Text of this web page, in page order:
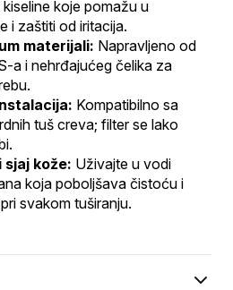
koje pomažu u
i zaštiti od iritacija.
materijali: Napravljeno od
a i nehrđajućeg čelika za
Kompatibilno sa
tuš creva; filter se lako
sjaj kože: Uživajte u vodi
koja poboljšava čistoću i
svakom tuširanju.